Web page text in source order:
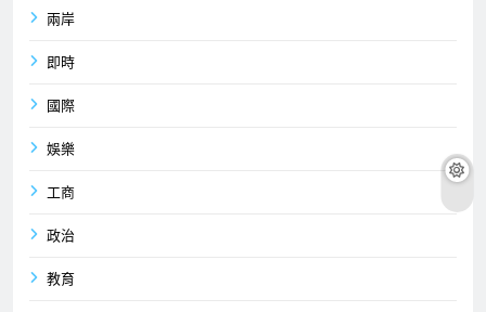
兩岸
即時
國際
娛樂
工商
政治
教育